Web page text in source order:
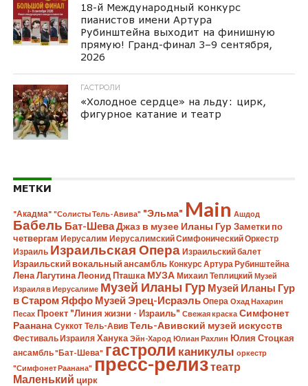
18-й Международный конкурс
пианистов имени Артура
Рубинштейна выходит на финишную
прямую! Гранд-финал 3–9 сентября,
2026
ГАСТРОЛИ
«Холодное сердце» на льду: цирк,
фигурное катание и театр
МЕТКИ
"Акадма" "Солисты Тель-Авива" "Эльма" Main Ашдод
Бабель Бат-ШеваДжаз в музее Иланы Гур Заметки по
четвергам Иерусалим Иерусалимский Симфонический Оркестр
Израиль Израильская Опера Израильский балет
Израильский вокальный ансамбль Конкурс Артура Рубинштейна
Лена Лагутина Леонид Пташка МУЗА Михаил Теплицкий Музей
Израиля в Иерусалиме Музей Иланы Гур Музей Иланы Гур
в Старом Яффо Музей Эрец-Исраэль Опера Охад Нахарин
Песах Проект "Линия жизни - Израиль" Свежая краска Симфонет
Раанана Суккот Тель-Авив Тель-Авивский музей искусств
Фестиваль Израиля Ханука Эйн-Харод Юлиан Рахлин Юлия Стоцкая
ансамбль "Бат-Шева" гастроли каникулы оркестр
"Симфонет Раанана" пресс-релизтеатр
Маленький цирк